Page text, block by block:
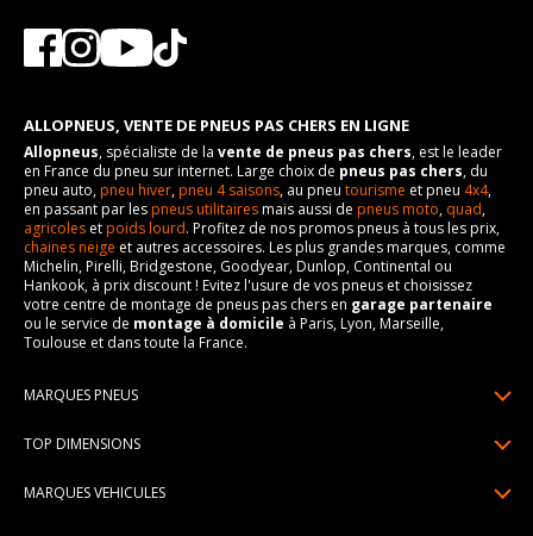
ALLOPNEUS, VENTE DE PNEUS PAS CHERS EN LIGNE
Allopneus, spécialiste de la vente de pneus pas chers, est le leader
en France du pneu sur internet. Large choix de pneus pas chers, du
pneu auto,pneu hiver,pneu 4 saisons, au pneu tourisme et pneu 4x4,
en passant par lespneus utilitairesmais aussi de pneus moto, quad,
agricoles etpoids lourd. Profitez de nos promos pneus à tous les prix,
chaines neige et autres accessoires. Les plus grandes marques, comme
Michelin, Pirelli, Bridgestone, Goodyear, Dunlop, Continental ou
Hankook, à prix discount ! Evitez l'usure de vos pneus et choisissez
votre centre de montage de pneus pas chers en garage partenaire
ou le service de montage à domicile à Paris, Lyon, Marseille,
Toulouse et dans toute la France.
MARQUES PNEUS
Pneus Continental
TOP DIMENSIONS
MARQUES VEHICULES